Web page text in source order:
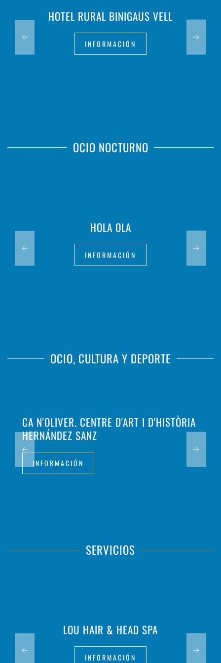
HOTEL RURAL BINIGAUS VELL
INFORMACIÓN
OCIO NOCTURNO
HOLA OLA
INFORMACIÓN
OCIO, CULTURA Y DEPORTE
CA N'OLIVER. CENTRE D'ART I D'HISTÒRIA
HERNÁNDEZ SANZ
INFORMACIÓN
SERVICIOS
LOU HAIR & HEAD SPA
INFORMACIÓN